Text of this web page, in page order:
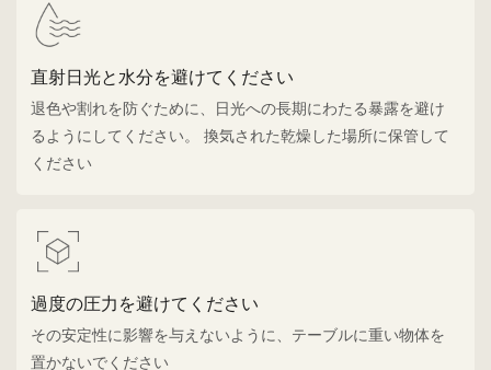
直射日光と水分を避けてください
退色や割れを防ぐために、日光への長期にわたる暴露を避け
るようにしてください。 換気された乾燥した場所に保管して
ください
過度の圧力を避けてください
その安定性に影響を与えないように、テーブルに重い物体を
置かないでください